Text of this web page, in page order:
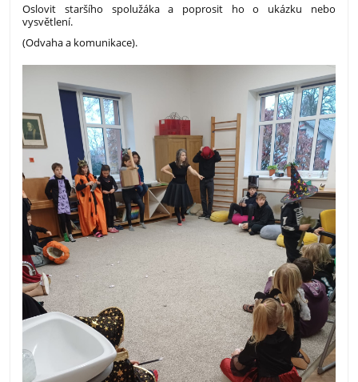
Oslovit staršího spolužáka a poprosit ho o ukázku nebo
vysvětlení.
(Odvaha a komunikace).